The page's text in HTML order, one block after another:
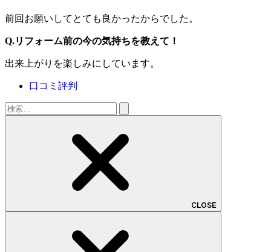
前回お願いしてとても良かったからでした。
Q.リフォーム前の今の気持ちを教えて！
出来上がりを楽しみにしています。
口コミ評判
検
索:
CLOSE